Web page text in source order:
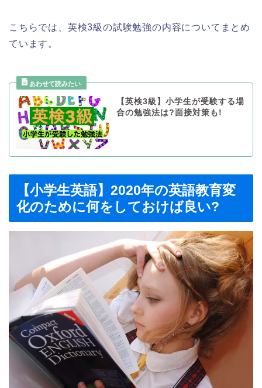
こちらでは、英検3級の試験勉強の内容についてまとめ
ています。
【英検3級】小学生が受験する場
合の勉強法は?面接対策も!
【小学生英語】2020年の英語教育変
化のために何をしておけば良い?